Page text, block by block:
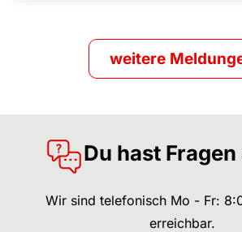
Arbeitnehmern in Deutschland ein.
weitere
Du hast Fragen
Wir sind telefonisch Mo - Fr:
erreichbar.